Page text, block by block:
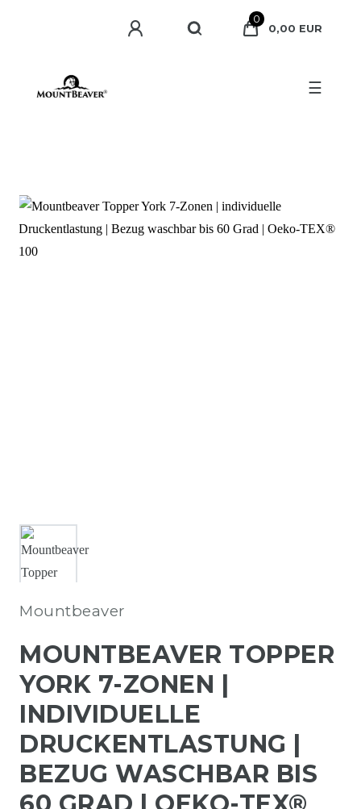
0
0,00 EUR
☰
Mountbeaver
MOUNTBEAVER TOPPER
YORK 7-ZONEN |
INDIVIDUELLE
DRUCKENTLASTUNG |
BEZUG WASCHBAR BIS